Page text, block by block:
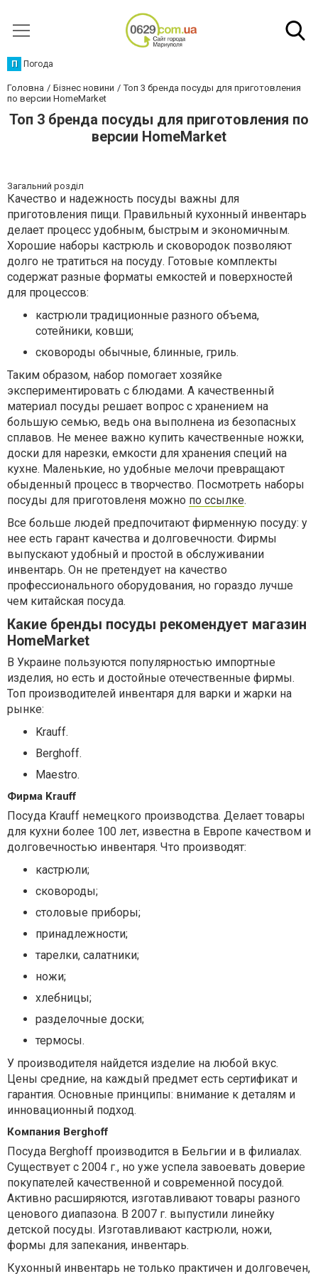
П Погода
Головна Бізнес новини
Топ 3 бренда посуды для приготовления
по версии HomeMarket
Топ 3 бренда посуды для приготовления по
версии HomeMarket
Загальний розділ
Качество и надежность посуды важны для
приготовления пищи. Правильный кухонный инвентарь
делает процесс удобным, быстрым и экономичным.
Хорошие наборы кастрюль и сковородок позволяют
долго не тратиться на посуду. Готовые комплекты
содержат разные форматы емкостей и поверхностей
для процессов:
кастрюли традиционные разного объема,
сотейники, ковши;
сковороды обычные, блинные, гриль.
Таким образом, набор помогает хозяйке
экспериментировать с блюдами. А качественный
материал посуды решает вопрос с хранением на
большую семью, ведь она выполнена из безопасных
сплавов. Не менее важно купить качественные ножки,
доски для нарезки, емкости для хранения специй на
кухне. Маленькие, но удобные мелочи превращают
обыденный процесс в творчество. Посмотреть наборы
посуды для приготовленя можно по ссылке.
Все больше людей предпочитают фирменную посуду: у
нее есть гарант качества и долговечности. Фирмы
выпускают удобный и простой в обслуживании
инвентарь. Он не претендует на качество
профессионального оборудования, но гораздо лучше
чем китайская посуда.
Какие бренды посуды рекомендует магазин
HomeMarket
В Украине пользуются популярностью импортные
изделия, но есть и достойные отечественные фирмы.
Топ производителей инвентаря для варки и жарки на
рынке:
Krauff.
Berghoff.
Maestro.
Фирма Krauff
Посуда Krauff немецкого производства. Делает товары
для кухни более 100 лет, известна в Европе качеством и
долговечностью инвентаря. Что производят:
кастрюли;
сковороды;
столовые приборы;
принадлежности;
тарелки, салатники;
ножи;
хлебницы;
разделочные доски;
термосы.
У производителя найдется изделие на любой вкус.
Цены средние, на каждый предмет есть сертификат и
гарантия. Основные принципы: внимание к деталям и
инновационный подход.
Компания Berghoff
Посуда Berghoff производится в Бельгии и в филиалах.
Существует с 2004 г., но уже успела завоевать доверие
покупателей качественной и современной посудой.
Активно расширяются, изготавливают товары разного
ценового диапазона. В 2007 г. выпустили линейку
детской посуды. Изготавливают кастрюли, ножи,
формы для запекания, инвентарь.
Кухонный инвентарь не только практичен и долговечен,